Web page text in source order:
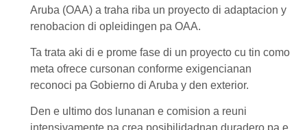
Aruba (OAA) a traha riba un proyecto di adaptacion y
renobacion di opleidingen pa OAA.
Ta trata aki di e prome fase di un proyecto cu tin como
meta ofrece cursonan conforme exigencianan
reconoci pa Gobierno di Aruba y den exterior.
Den e ultimo dos lunanan e comision a reuni
intensivamente pa crea posibilidadnan duradero pa e